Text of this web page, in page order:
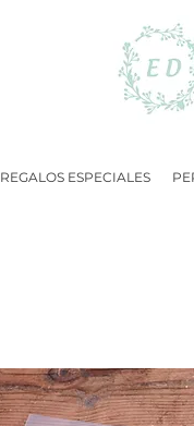
REGALOS ESPECIALES